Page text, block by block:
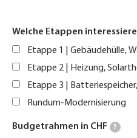
Welche Etappen
Etappe 1 | Gebäudehülle,
Etappe 2 | Heizung,
Etappe 3 |
Rundum-Modernisierung
Budgetrahmen in CHF ?